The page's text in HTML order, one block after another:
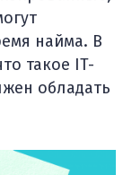
найма. В
такое IT-
обладать